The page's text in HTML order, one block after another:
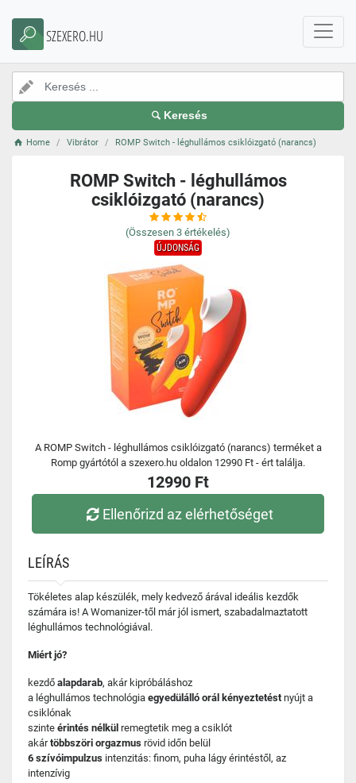
SZEXERO.HU
Keresés
Home Vibrátor ROMP Switch - léghullámos csiklóizgató (narancs)
ROMP Switch - léghullámos
csiklóizgató (narancs)
(Összesen 3 értékelés)
ÚJDONSÁG
A ROMP Switch - léghullámos csiklóizgató (narancs) terméket a
Romp gyártótól a szexero.hu oldalon 12990 Ft - ért találja.
12990 Ft
Ellenőrizd az elérhetőséget
LEÍRÁS
Tökéletes alap készülék, mely kedvező árával ideális kezdők
számára is! A Womanizer-től már jól ismert, szabadalmaztatott
léghullámos technológiával.
Miért jó?
kezdő alapdarab, akár kipróbáláshoz
a léghullámos technológia egyedülálló orál kényeztetéstnyújt a
csiklónak
szinte érintés nélkül remegtetik meg a csiklót
akártöbbszöri orgazmus rövid időn belül
6 szívóimpulzus intenzitás: finom, puha lágy érintéstől, az
intenzívig